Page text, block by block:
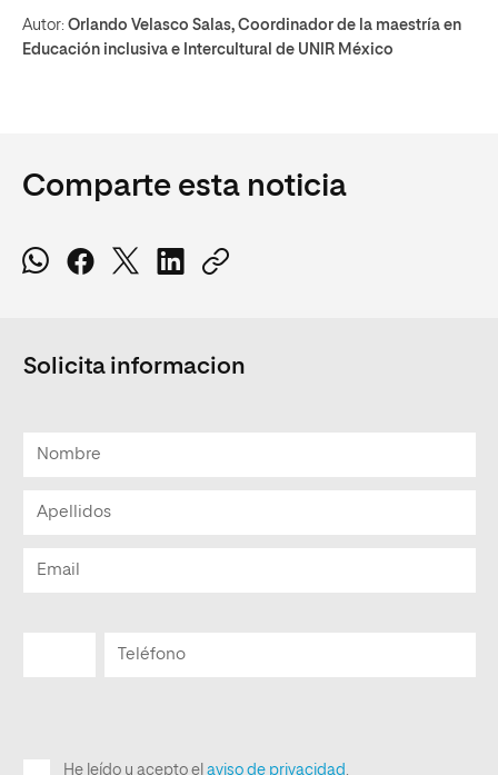
Autor: Orlando Velasco Salas, Coordinador de la maestría en
Educación inclusiva e Intercultural de UNIR México
Comparte esta noticia
Solicita informacion